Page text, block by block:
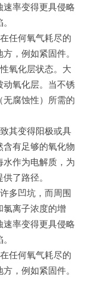
速率变得更具侵略
任何氧气耗尽的
，例如紧固件。
氧化层状态。大
动氧化层。当不锈
（无腐蚀性）所需的
其变得阳极或具
含有足够的氧化物
水作为电解质，为
了路径。
多凹坑，而周围
氯离子浓度的增
速率变得更具侵略
任何氧气耗尽的
，例如紧固件。